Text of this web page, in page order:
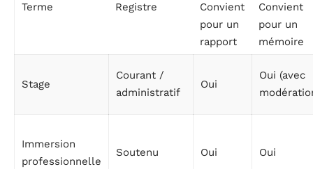
Terme Registre
Convient
pour un
rapport
Convient
pour un
mémoire
Stage
Courant /
administratif
Oui
Oui (avec
Immersion
professionnelle
Soutenu Oui Oui